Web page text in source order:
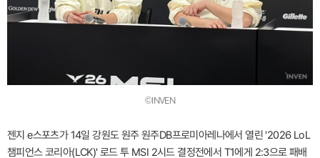
©INVEN
젠지 e스포츠가 14일 강원도 원주 원주DB프로미아레나에서 열린 '2026 LoL
챔피언스 코리아(LCK)' 로드 투 MSI 2시드 결정전에서 T1에게 2:3으로 패배